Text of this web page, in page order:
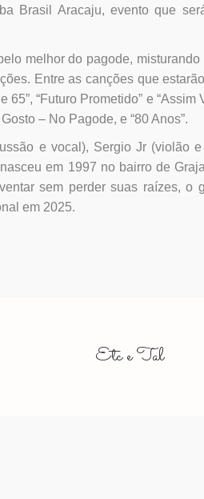
Brasil Aracaju, evento que
melhor do pagode,
Entre as canções que
65”, “Futuro Prometido” e
– No Pagode, e “80 Anos”.
e vocal), Sergio Jr (violão
em 1997 no bairro de
sem perder suas raízes, o
em 2025.
Etc e Tal